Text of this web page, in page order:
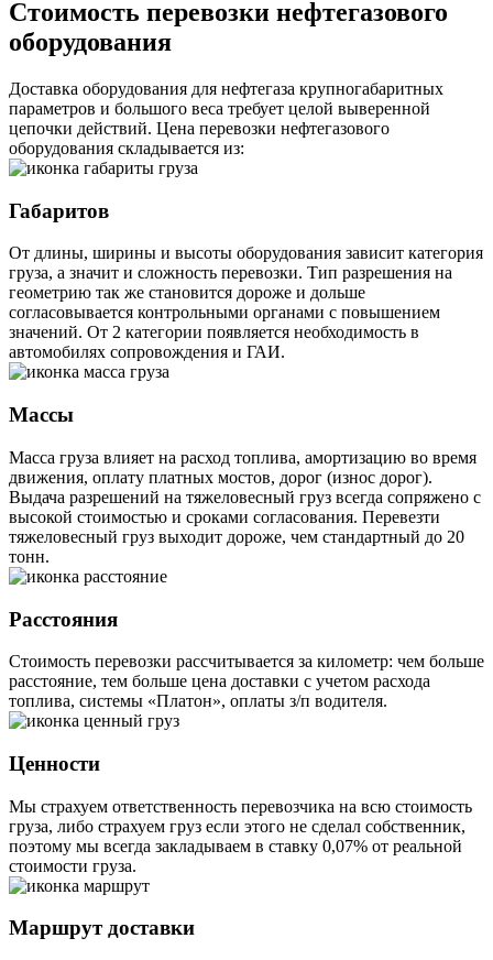
Стоимость перевозки нефтегазового
оборудования
Доставка оборудования для нефтегаза крупногабаритных
параметров и большого веса требует целой выверенной
цепочки действий. Цена перевозки нефтегазового
оборудования складывается из:
Габаритов
От длины, ширины и высоты оборудования зависит категория
груза, а значит и сложность перевозки. Тип разрешения на
геометрию так же становится дороже и дольше
согласовывается контрольными органами с повышением
значений. От 2 категории появляется необходимость в
автомобилях сопровождения и ГАИ.
Массы
Масса груза влияет на расход топлива, амортизацию во время
движения, оплату платных мостов, дорог (износ дорог).
Выдача разрешений на тяжеловесный груз всегда сопряжено с
высокой стоимостью и сроками согласования. Перевезти
тяжеловесный груз выходит дороже, чем стандартный до 20
тонн.
Расстояния
Стоимость перевозки рассчитывается за километр: чем больше
расстояние, тем больше цена доставки с учетом расхода
топлива, системы «Платон», оплаты з/п водителя.
Ценности
Мы страхуем ответственность перевозчика на всю стоимость
груза, либо страхуем груз если этого не сделал собственник,
поэтому мы всегда закладываем в ставку 0,07% от реальной
стоимости груза.
Маршрут доставки